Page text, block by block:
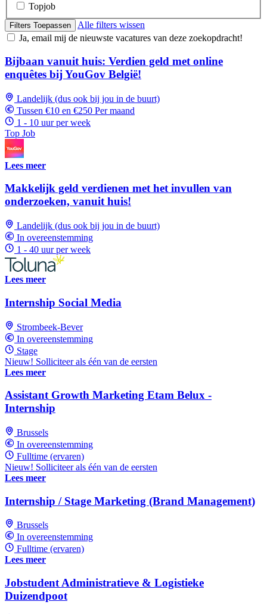
Topjob
Filters Toepassen
Alle filters wissen
Ja, email mij de nieuwste vacatures van deze zoekopdracht!
Bijbaan vanuit huis: Verdien geld met online
enquêtes bij YouGov België!
Landelijk (dus ook bij jou in de buurt)
Tussen €10 en €250 Per maand
1 - 10 uur per week
Top Job
Lees meer
Makkelijk geld verdienen met het invullen van
onderzoeken, vanuit huis!
Landelijk (dus ook bij jou in de buurt)
In overeenstemming
1 - 40 uur per week
Lees meer
Internship Social Media
Strombeek-Bever
In overeenstemming
Stage
Nieuw! Solliciteer als één van de eersten
Lees meer
Assistant Growth Marketing Etam Belux -
Internship
Brussels
In overeenstemming
Fulltime (ervaren)
Nieuw! Solliciteer als één van de eersten
Lees meer
Internship / Stage Marketing (Brand Management)
Brussels
In overeenstemming
Fulltime (ervaren)
Lees meer
Jobstudent Administratieve & Logistieke
Duizendpoot